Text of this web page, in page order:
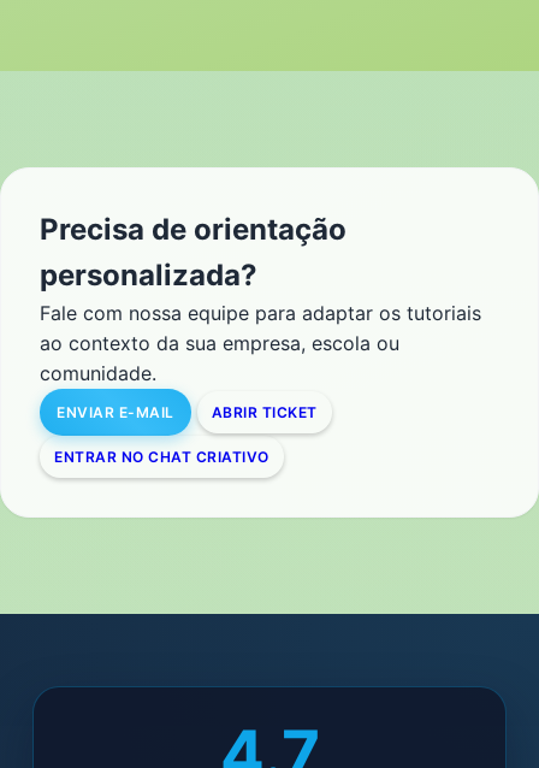
Precisa de orientação
personalizada?
Fale com nossa equipe para adaptar os tutoriais
ao contexto da sua empresa, escola ou
comunidade.
ENVIAR E-MAIL ABRIR TICKET
ENTRAR NO CHAT CRIATIVO